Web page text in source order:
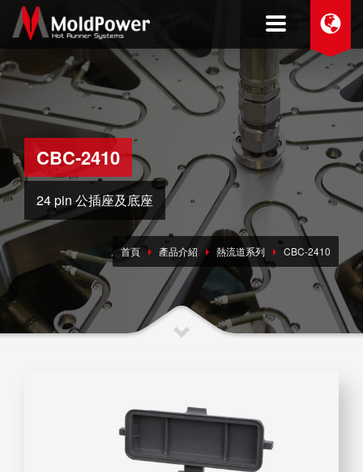
CBC-2410
24 pin 公插座及底座
首頁 產品介紹 熱流道系列 CBC-2410